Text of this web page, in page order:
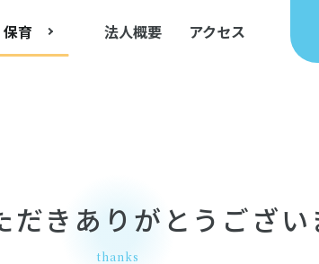
保育 法人概要 アクセス
きありがとうござい
thanks